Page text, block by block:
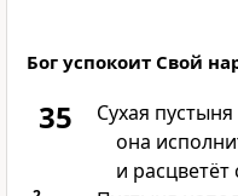
Бог успокоит Свой
35
Сухая пустыня
она
и